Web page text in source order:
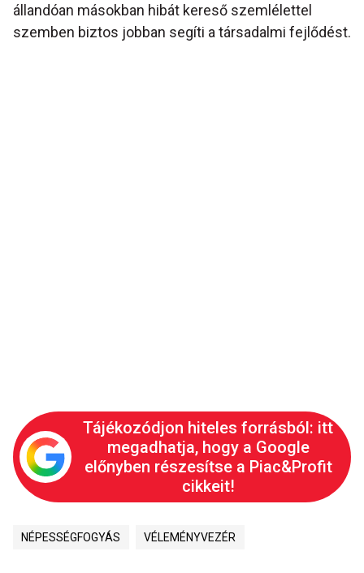
állandóan másokban hibát kereső szemlélettel
szemben biztos jobban segíti a társadalmi fejlődést.
Tájékozódjon hiteles forrásból: itt
megadhatja, hogy a Google
előnyben részesítse a Piac&Profit
cikkeit!
NÉPESSÉGFOGYÁS VÉLEMÉNYVEZÉR